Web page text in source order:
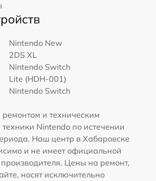
Nintendo New
2DS XL
Nintendo Switch
Lite (HDH-001)
Nintendo Switch
и техническим
Nintendo по истечении
Наш центр в Хабаровске
и не имеет официальной
Цены на ремонт,
носят исключительно